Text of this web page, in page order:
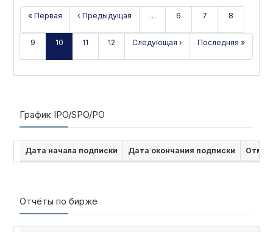
« Первая ‹ Предыдущая … 6 7 8
9 10 11 12 Следующая › Последняя »
График IPO/SPO/PO
Дата начала подписки Дата окончания подписки
Отчёты по бирже